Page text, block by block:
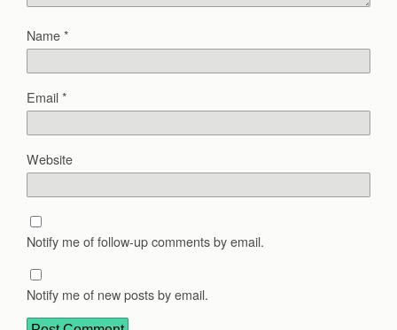
Name*
Email*
Website
Notify me of follow-up comments by email.
Notify me of new posts by email.